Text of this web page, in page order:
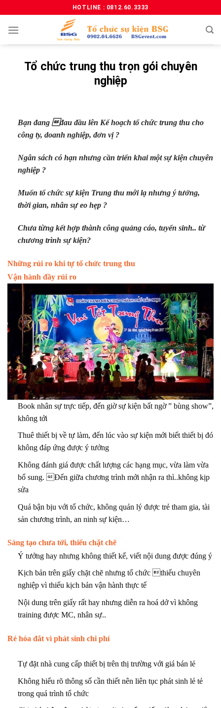
HOTLINE : 0812.60.3333
Tổ chức trung thu trọn gói chuyên
nghiệp
Bạn đang đau đầu lên Kế hoạch tổ chức trung thu cho
công ty, doanh nghiệp, đơn vị ?
Ngân sách có hạn nhưng cần triển khai một sự kiện chuyên
nghiệp ?
Muốn tổ chức sự kiện Trung thu mới lạ nhưng ý tưởng,
thời gian, nhân sự eo hẹp ?
Chưa từng kết hợp thành công quảng cáo, tuyển sinh.. từ
chương trình sự kiện?
Những rủi ro khi tự tổ chức trung thu
Vận hành đầy rủi ro
Book nhân sự trực tiếp, đến giờ sự kiện bất ngờ ” bùng show”,
không tới
Thuê thiết bị về tự làm, đến lúc vào sự kiện mới biết thiết bị đó
không đáp ứng được ý tưởng
Không đánh giá được chất lượng các hạng mục, vừa làm vừa
bổ sung. Đến giữa chương trình mới nhận ra thì..không kịp
sửa
Quá bận bịu với tổ chức, không quản lý được trẻ tham gia, tài
sản chương trình, an ninh sự kiện…
Sáng tạo chưa tới, thiếu chặt chẽ
Ý tưởng hay nhưng không thiết kế, viết nội dung được đúng ý
Kịch bản trên giấy chặt chẽ nhưng tổ chức thiếu chuyên
nghiệp vì thiếu kịch bản vận hành thực tế
Nội dung trên giấy rất hay nhưng diễn ra hoá dở vì không
training được MC, nhân sự..
Rẻ hóa đắt vì phát sinh chi phí
Tự đặt nhà cung cấp thiết bị trên thị trường với giá bán lẻ
Không hiểu rõ thông số cần thiết nên liên tục phát sinh lẻ tẻ
trong quá trình tổ chức